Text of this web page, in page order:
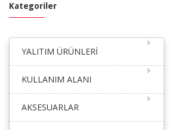
Kategoriler
YALITIM ÜRÜNLERİ
KULLANIM ALANI
AKSESUARLAR